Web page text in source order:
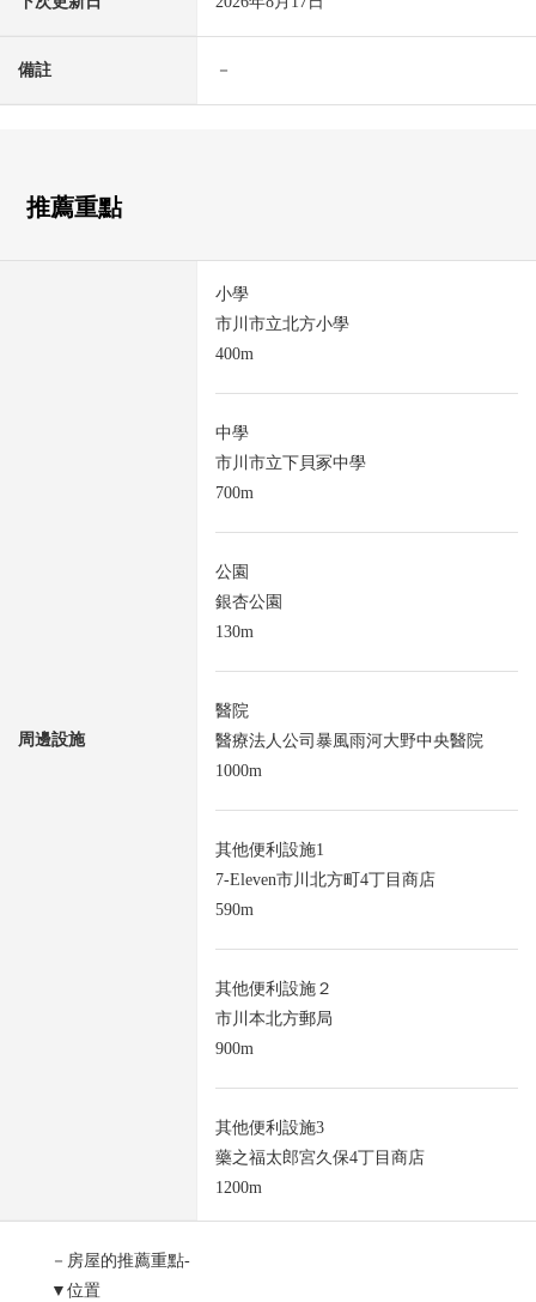
備註 －
推薦重點
周邊設施
小學
市川市立北方小學
400m
中學
市川市立下貝冢中學
700m
公園
銀杏公園
130m
醫院
醫療法人公司暴風雨河大野中央醫院
1000m
其他便利設施1
7-Eleven市川北方町4丁目商店
590m
其他便利設施２
市川本北方郵局
900m
其他便利設施3
藥之福太郎宮久保4丁目商店
1200m
－房屋的推薦重點-
▼位置